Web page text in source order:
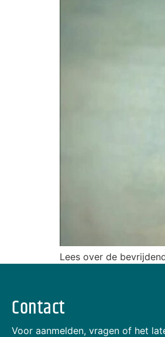
Lees over de
Contact
Voor aanmelden, vragen of het